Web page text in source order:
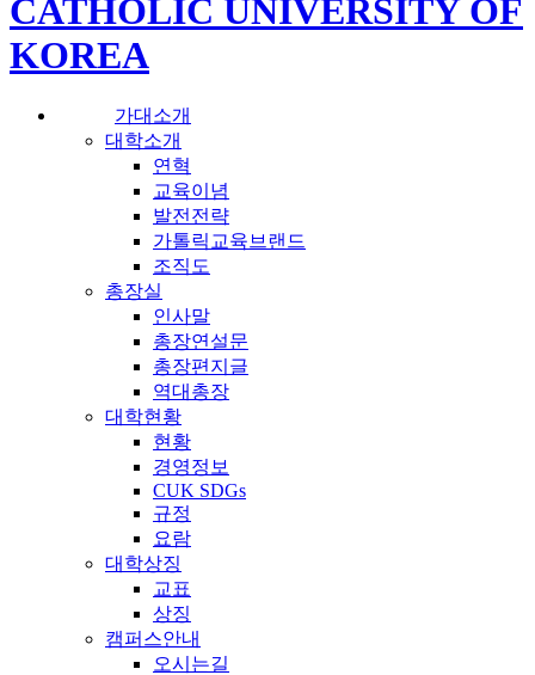
가대소개
대학소개
연혁
교육이념
발전전략
가톨릭교육브랜드
조직도
총장실
인사말
총장연설문
총장편지글
역대총장
대학현황
현황
경영정보
CUK SDGs
규정
요람
대학상징
교표
상징
캠퍼스안내
오시는길